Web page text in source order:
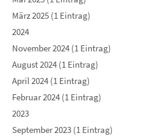
März 2025 (1 Eintrag)
2024
November 2024 (1 Eintrag)
August 2024 (1 Eintrag)
April 2024 (1 Eintrag)
Februar 2024 (1 Eintrag)
2023
September 2023 (1 Eintrag)